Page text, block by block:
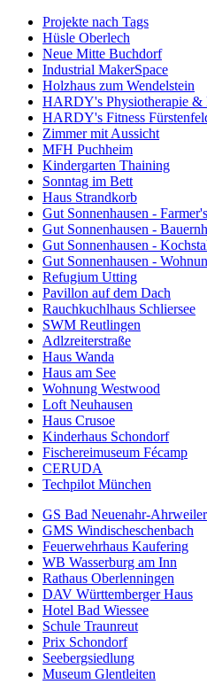
Projekte nach Tags
Hüsle Oberlech
Neue Mitte Buchdorf
Industrial MakerSpace
Holzhaus zum Wendelstein
HARDY's Physiotherapie &
HARDY's Fitness
Zimmer mit Aussicht
MFH Puchheim
Kindergarten Thaining
Sonntag im Bett
Haus Strandkorb
Gut Sonnenhausen -
Gut Sonnenhausen -
Gut Sonnenhausen -
Gut Sonnenhausen -
Refugium Utting
Pavillon auf dem Dach
Rauchkuchlhaus Schliersee
SWM Reutlingen
Adlzreiterstraße
Haus Wanda
Haus am See
Wohnung Westwood
Loft Neuhausen
Haus Crusoe
Kinderhaus Schondorf
Fischereimuseum Fécamp
CERUDA
Techpilot München
GS Bad Neuenahr-Ahrweiler
GMS Windischeschenbach
Feuerwehrhaus Kaufering
WB Wasserburg am Inn
Rathaus Oberlenningen
DAV Württemberger Haus
Hotel Bad Wiessee
Schule Traunreut
Prix Schondorf
Seebergsiedlung
Museum Glentleiten